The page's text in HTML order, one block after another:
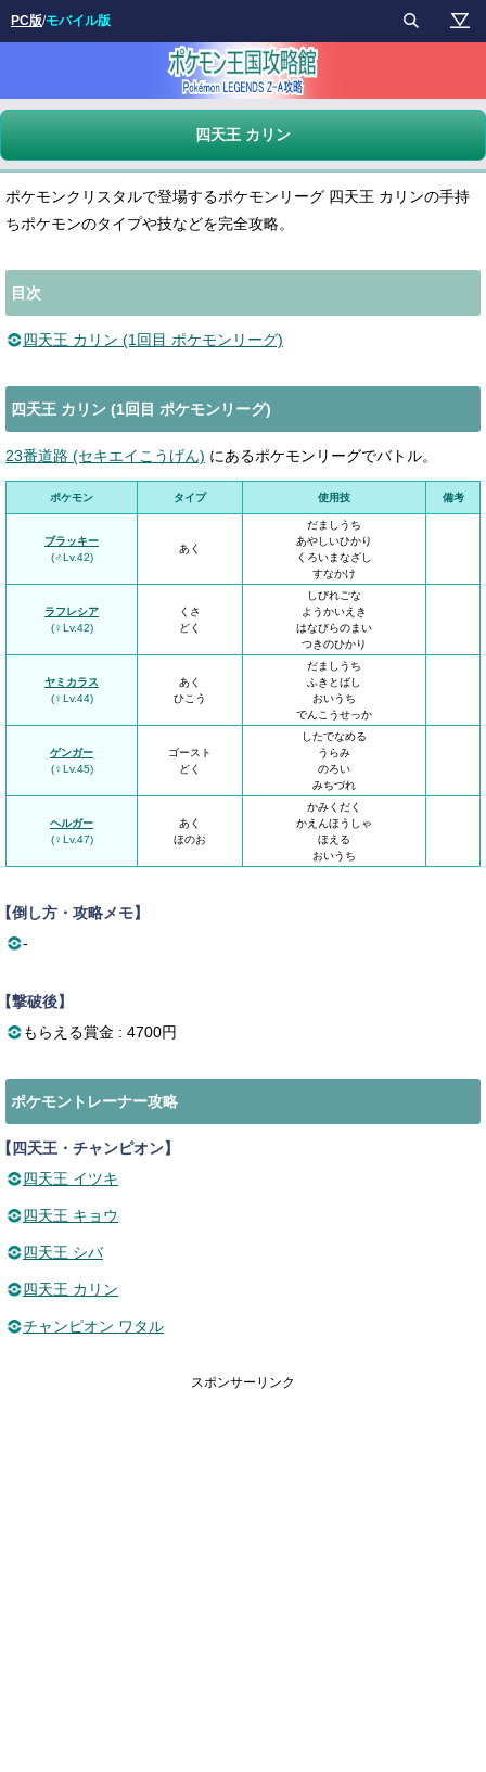
四天王 カリン
ポケモンクリスタルで登場するポケモンリーグ 四天王 カリンの手持
ちポケモンのタイプや技などを完全攻略。
目次
四天王 カリン (1回目 ポケモンリーグ)
四天王 カリン (1回目 ポケモンリーグ)
23番道路 (セキエイこうげん) にあるポケモンリーグでバトル。
ポケモン タイプ 使用技 備考
ブラッキー
(♂Lv.42)
あく
だましうち
あやしいひかり
くろいまなざし
すなかけ
ラフレシア
(♀Lv.42)
くさ
どく
しびれごな
ようかいえき
はなびらのまい
つきのひかり
ヤミカラス
(♀Lv.44)
あく
ひこう
だましうち
ふきとばし
おいうち
でんこうせっか
ゲンガー
(♀Lv.45)
ゴースト
どく
したでなめる
うらみ
のろい
みちづれ
ヘルガー
(♀Lv.47)
あく
ほのお
かみくだく
かえんほうしゃ
ほえる
おいうち
倒し方・攻略メモ】
-
撃破後】
もらえる賞金 : 4700円
ポケモントレーナー攻略
四天王・チャンピオン】
四天王 イツキ
四天王 キョウ
四天王 シバ
四天王 カリン
チャンピオン ワタル
スポンサーリンク
PC版/モバイル版